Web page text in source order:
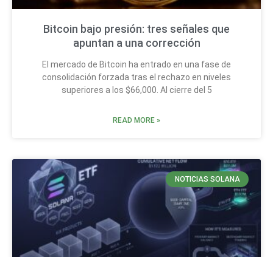
Bitcoin bajo presión: tres señales que
apuntan a una corrección
El mercado de Bitcoin ha entrado en una fase de
consolidación forzada tras el rechazo en niveles
superiores a los $66,000. Al cierre del 5
READ MORE »
NOTICIAS SOLANA